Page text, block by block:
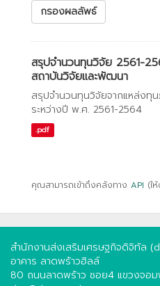
กรองผลลัพธ์
สรุปจำนวนทุนวิจัย 2561-
สถาบันวิจัยและพัฒนา
สรุปจำนวนทุนวิจัยจากแหล่งทุ
ระหว่างปี พ.ศ. 2561-2564
.pdf
คุณสามารถเข้าถึงคลังทาง API (ใ
สำนักงานส่งเสริมเศรษฐกิจดิจิทัล
อาคาร ลาดพร้าวฮิลล์
80 ถนนลาดพร้าว ซอย4 แขวงจอ